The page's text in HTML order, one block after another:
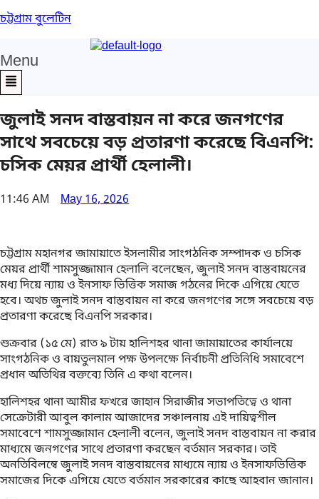
চট্টগ্রাম বুলেটিন
Menu
জুলাই সনদ বাস্তবায়ন না করে জনগণের
সাথে সবচেয়ে বড় প্রতারণা করেছে বিএনপি:
চসিক মেয়র প্রার্থী হেলালী।
11:46 AM May 16, 2026
চট্টগ্রাম মহানগর জামায়াতে ইসলামীর সাংগঠনিক সম্পাদক ও চসিক
মেয়র প্রার্থী শামসুজ্জামান হেলালি বলেছেন, জুলাই সনদ বাস্তবায়নের
মধ্য দিয়ে ন্যায় ও ইনসাফ ভিত্তিক সমাজ গঠনের দিকে এগিয়ে যেতে
হবে। অথচ জুলাই সনদ বাস্তবায়ন না করে জনগণের সঙ্গে সবচেয়ে বড়
প্রতারণা করেছে বিএনপি সরকার।
শুক্রবার (১৫ মে) রাত ৯ টায় হালিশহর থানা জামায়াতের কার্যালয়ে
সাংগঠনিক ও বায়তুলমাল পক্ষ উপলক্ষে নির্বাচনী প্রতিনিধি সমাবেশে
প্রধান অতিথির বক্তব্যে তিনি এ কথা বলেন।
হালিশহর থানা আমীর ফখরে জাহান সিরাজীর সভাপতিত্বে ও থানা
সেক্রেটারী আবুল কালাম আজাদের সঞ্চালনায় এই দায়িত্বশীল
সমাবেশে শামসুজ্জামান হেলালী বলেন, জুলাই সনদ বাস্তবায়ন না করার
মাধ্যমে জনগণের সাথে প্রতারণা করছেন বর্তমান সরকার। তাই
অনতিবিলম্বে জুলাই সনদ বাস্তবায়নের মাধ্যমে ন্যায় ও ইনসাফভিত্তিক
সমাজের দিকে এগিয়ে যেতে বর্তমান সরকারের কাছে আহবান জানান।